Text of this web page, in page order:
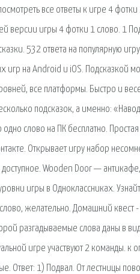
все ответы к игре 4
версии игры 4 фотки 1 слово. 1
532 ответа на популярную
игр на Android и iOS. Подсказкой
все платформы. Быстро и
подсказок, а именно:
слово на ПК бесплатно.
Открывает игру набор
Wooden Door —
игры в Одноклассниках.
желательно. Домашний квест
разгадываемые слова даны в
игре участвуют 2 команды. к
Ответ: 1) Подвал. От лестницы